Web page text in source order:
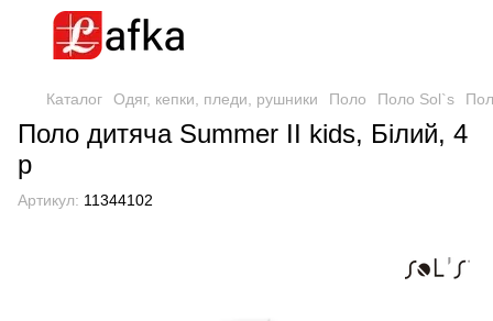
Каталог Одяг, кепки, пледи, рушники Поло Поло Sol`s
Поло дитяча Summer II kids, Білий, 4
р
Артикул: 11344102